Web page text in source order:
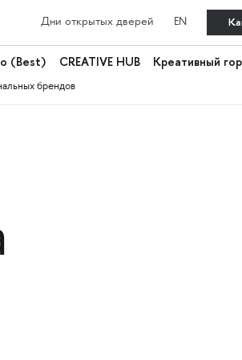
Дни открытых дверей EN
(Best) CREATIVE HUB Креативный
брендов